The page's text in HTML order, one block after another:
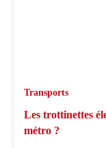
Transports
Les trottinettes
métro ?